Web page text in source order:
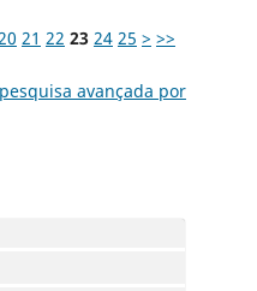
21 22 23 24 25 > >>
avançada por